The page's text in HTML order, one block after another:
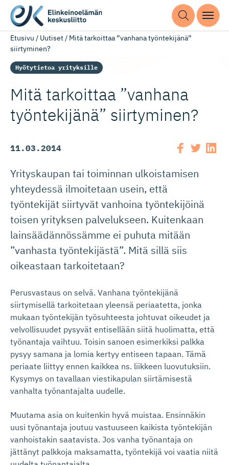
Etusivu / Uutiset/ Mitä tarkoittaa ”vanhana työntekijänä”
siirtyminen?
Hyötytietoa yrityksille
Mitä tarkoittaa ”vanhana
työntekijänä” siirtyminen?
11.03.2014
Yrityskaupan tai toiminnan ulkoistamisen
yhteydessä ilmoitetaan usein, että
työntekijät siirtyvät vanhoina työntekijöinä
toisen yrityksen palvelukseen. Kuitenkaan
lainsäädännössämme ei puhuta mitään
”vanhasta työntekijästä”. Mitä sillä siis
oikeastaan tarkoitetaan?
Perusvastaus on selvä. Vanhana työntekijänä
siirtymisellä tarkoitetaan yleensä periaatetta, jonka
mukaan työntekijän työsuhteesta johtuvat oikeudet ja
velvollisuudet pysyvät entisellään siitä huolimatta, että
työnantaja vaihtuu. Toisin sanoen esimerkiksi palkka
pysyy samana ja lomia kertyy entiseen tapaan. Tämä
periaate liittyy ennen kaikkea ns. liikkeen luovutuksiin.
Kysymys on tavallaan viestikapulan siirtämisestä
vanhalta työnantajalta uudelle.
Muutama asia on kuitenkin hyvä muistaa. Ensinnäkin
uusi työnantaja joutuu vastuuseen kaikista työntekijän
vanhoistakin saatavista. Jos vanha työnantaja on
jättänyt palkkoja maksamatta, työntekijä voi vaatia niitä